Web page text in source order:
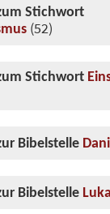
Stichwort
(52)
Stichwort
Bibelstelle
Bibelstelle